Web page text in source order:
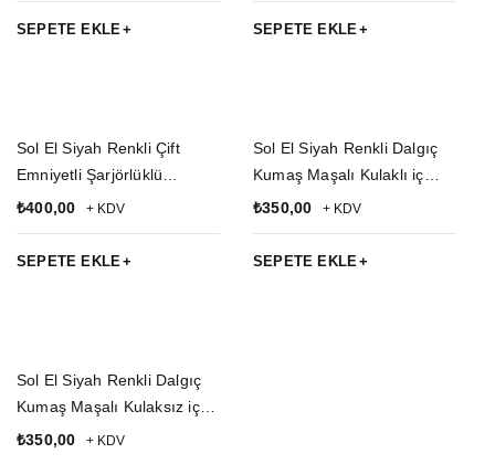
Kılıfı
SEPETE EKLE
Kılıfı
SEPETE EKLE
Sol El Siyah Renkli Çift
Emniyetli Şarjörlüklü
impertex Airsoft Palaskaya
Silah Kılıfı
₺400,00 + KDV
SEPETE EKLE
Sol El Siyah Renkli Dalgıç
Kumaş Maşalı Kulaklı iç
Taşıma Airsoft Silah Kılıfı
₺350,00 + KDV
SEPETE EKLE
Sol El Siyah Renkli Dalgıç
Kumaş Maşalı Kulaksız iç
Taşıma Airsoft Silah Kılıfı
₺350,00 + KDV